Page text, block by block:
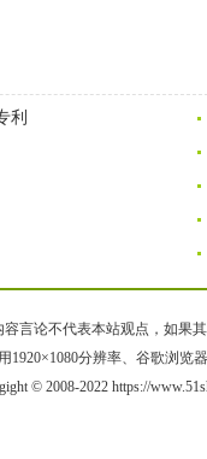
利
言论不代表本站观点，如果
1920×1080分辨率、谷歌浏览
© 2008-2022 https://